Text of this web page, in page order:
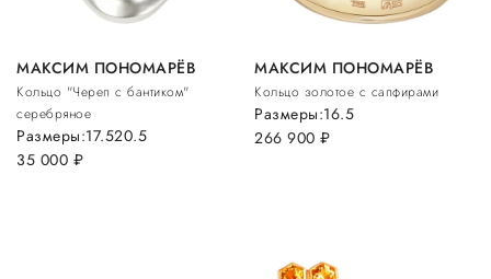
МАКСИМ ПОНОМАРЁВ
Кольцо "Череп с бантиком"
серебряное
35 000 руб.
Размеры:17.520.5
МАКСИМ ПОНОМАРЁВ
Кольцо золотое с сапфирами
266 900руб.
Размеры:16.5